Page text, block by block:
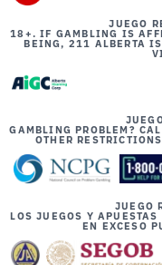
JUEGO
18+. IF GAMBLING IS
BEING, 211 ALBERTA
GAMBLING PROBLEM?
OTHER
JUEGO
LOS JUEGOS Y
EN EXCESO